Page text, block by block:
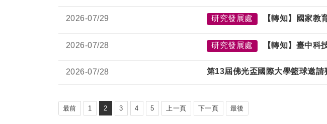
2026-07/29 研究發展處 【轉知】國家教
2026-07/28 研究發展處 【轉知】臺中科
2026-07/28 第13屆佛光盃國際大學籃球邀
最前 1 2 3 4 5 上一頁 下一頁 最後